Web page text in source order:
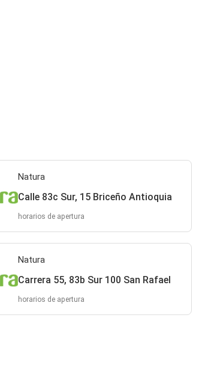
Natura
Calle 83c Sur, 15 Briceño Antioquia
horarios de apertura
Natura
Carrera 55, 83b Sur 100 San Rafael
horarios de apertura